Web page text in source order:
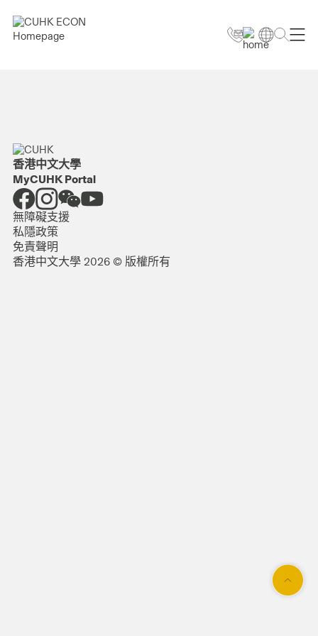
香港中文大學
MyCUHK Portal
無障礙支援
私隱政策
免責聲明
香港中文大學 2026 © 版權所有